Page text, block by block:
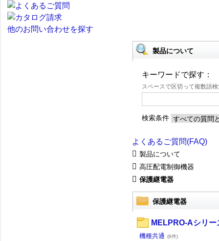
他のお問い合わせを探す
製品について
キーワードで探す：
スペースで区切って複数語
検索条件
よくあるご質問(FAQ)
製品について
高圧配電制御機器
保護継電器
保護継電器
MELPRO-Aシリー
機種共通 (6件)